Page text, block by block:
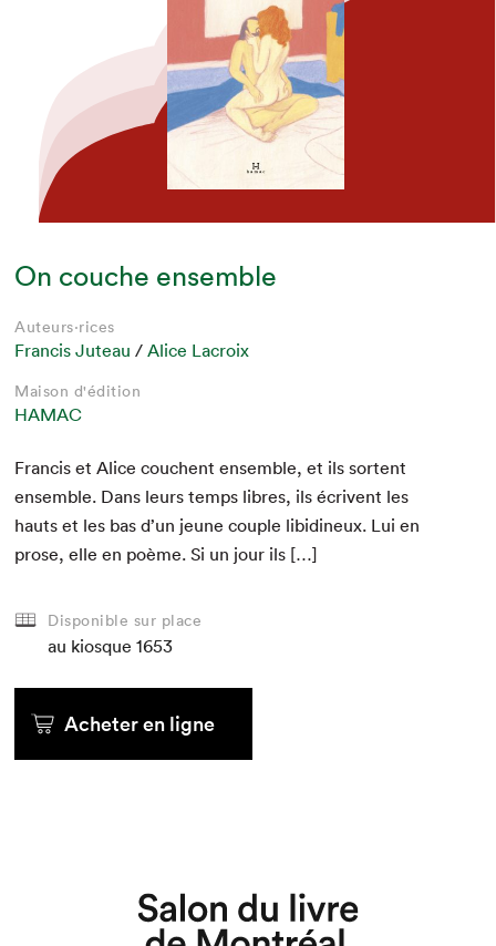
On couche ensemble
Auteurs·rices
Francis Juteau /Alice Lacroix
Maison d'édition
HAMAC
Fran­cis et Alice couchent ensem­ble, et ils sor­tent
ensem­ble. Dans leurs temps libres, ils écrivent les
hauts et les bas d’un jeune cou­ple libidineux. Lui en
prose, elle en poème. Si un jour ils […]
Disponible sur place
au kiosque 1653
Acheter en ligne